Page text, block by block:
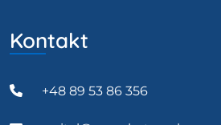
Kontakt
+48 89 53 86 356